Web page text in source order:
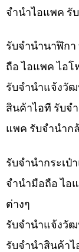
จำนำไอแพค รั
รับจำนำนาฬิก
ถือ ไอแพค ไอ
รับจํานําแจ้งวั
สินค้าไอที รับจ
แพค รับจำนำก
รับจำนำกระเป๋
จำนำมือถือ ไอ
ต่างๆ
รับจํานําแจ้งวัฒ
รับจำนำสินค้า